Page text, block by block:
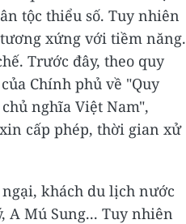
tộc thiểu số. Tuy nhiên
xứng với tiềm năng.
Trước đây, theo quy
Chính phủ về "Quy
nghĩa Việt Nam",
cấp phép, thời gian xử
khách du lịch nước
A Mú Sung... Tuy nhiên